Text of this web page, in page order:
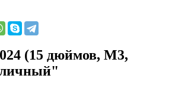
(15 дюймов, M3,